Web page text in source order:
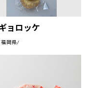
ョロッケ
岡県/